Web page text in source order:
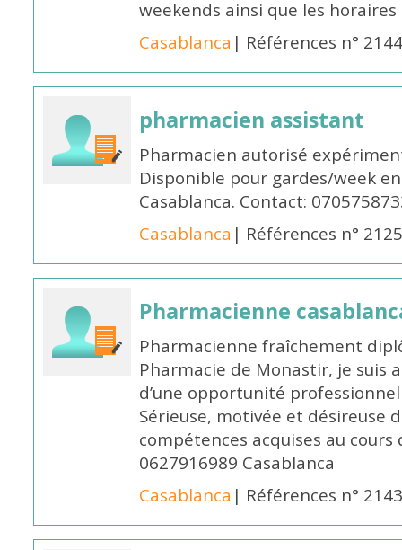
weekends ainsi que les
Casablanca | Références n°
pharmacien assistant
Pharmacien autorisé
Disponible pour gardes/week
Casablanca. Contact:
Casablanca | Références n°
Pharmacienne
Pharmacienne fraîchement
Pharmacie de Monastir, je suis
d’une opportunité
Sérieuse, motivée et désireuse
compétences acquises au
0627916989 Casablanca
Casablanca | Références n°